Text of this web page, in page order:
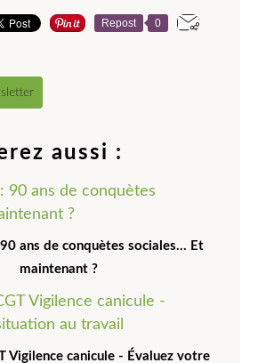
Repost 0
aussi :
ans de conquètes sociales... Et
maintenant ?
Vigilence canicule - Évaluez votre